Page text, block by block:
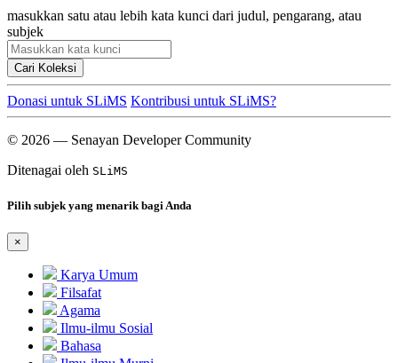
masukkan satu atau lebih kata kunci dari judul, pengarang, atau
subjek
Cari Koleksi
Donasi untuk SLiMS Kontribusi untuk SLiMS?
© 2026 — Senayan Developer Community
Ditenagai oleh SLiMS
Pilih subjek yang menarik bagi Anda
×
Karya Umum
Filsafat
Agama
Ilmu-ilmu Sosial
Bahasa